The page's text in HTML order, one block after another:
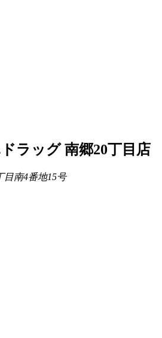
ラッグ 南郷20丁目店
目南4番地15号